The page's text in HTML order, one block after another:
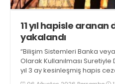
11 yıl hapisle aranan
yakalandı
“Bilişim Sistemleri Banka
Olarak Kullanılması Suretiyle
yıl 3 ay kesinleşmiş hapis
yakalandı